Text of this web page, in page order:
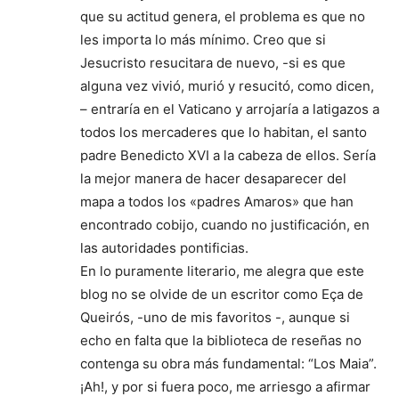
que su actitud genera, el problema es que no
les importa lo más mínimo. Creo que si
Jesucristo resucitara de nuevo, -si es que
alguna vez vivió, murió y resucitó, como dicen,
– entraría en el Vaticano y arrojaría a latigazos a
todos los mercaderes que lo habitan, el santo
padre Benedicto XVI a la cabeza de ellos. Sería
la mejor manera de hacer desaparecer del
mapa a todos los «padres Amaros» que han
encontrado cobijo, cuando no justificación, en
las autoridades pontificias.
En lo puramente literario, me alegra que este
blog no se olvide de un escritor como Eça de
Queirós, -uno de mis favoritos -, aunque si
echo en falta que la biblioteca de reseñas no
contenga su obra más fundamental: “Los Maia”.
¡Ah!, y por si fuera poco, me arriesgo a afirmar